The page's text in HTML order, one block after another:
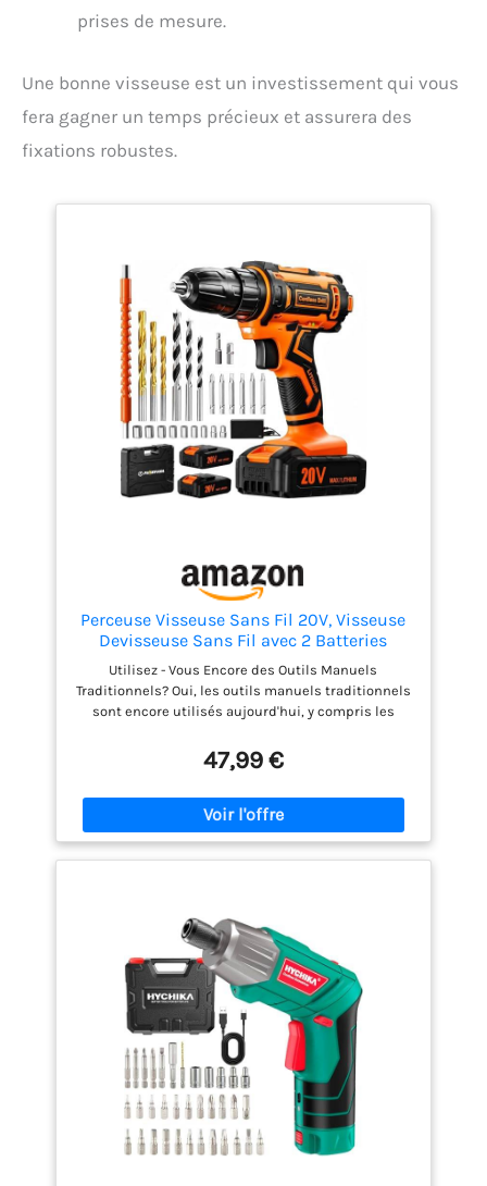
prises de mesure.
Une bonne visseuse est un investissement qui vous
fera gagner un temps précieux et assurera des
fixations robustes.
Perceuse Visseuse Sans Fil 20V, Visseuse
Devisseuse Sans Fil avec 2 Batteries
2.0Ah, 42Nm, 25+1 Réglages de Couple, 2
Vitesses, LED, 24 Accessoires et Valise,
pour la Bricolage
Utilisez - Vous Encore des Outils Manuels
Traditionnels? Oui, les outils manuels traditionnels
sont encore utilisés aujourd'hui, y compris les
avec les progrès technologiques, les outils
électriques tels que perceuse visseuse sans fil
sont devenus très populaires. Ce puissant perceuse
visseuse sans fil repousse les limites des tournevis
traditionnels. Vous pouvez travailler plus
facilement et plus efficacement! Les Batteries de
rapide de 2,0Ah et sont complètement chargées en
une heure. La batterie a été testée des milliers de
fois en laboratoire et vous n'avez pas à vous soucier
de la qualité de la batterie. La fonction de freinage
électronique protège efficacement la batterie et le
moteur dans des conditions de travail extrêmes.
Excellent Moteur Pour un Fonctionnement Stable:
un moteur adaptatif de haute qualité avec un
couple élevé de 42 nm garantit des performances
élevées pour les entraînements de foreuse sans fil.
25 + 1 réglage du couple et protection du couple,
peut être ajusté en fonction de la scène pour éviter
47,99 €